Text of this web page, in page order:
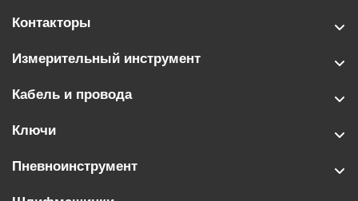
Контакторы
Измерительный инструмент
Кабель и провода
Ключи
Пневноинструмент